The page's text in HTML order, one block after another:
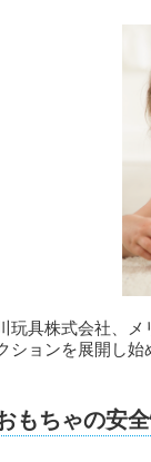
玩具株式会社、メ
ションを展開し始
もちゃの安